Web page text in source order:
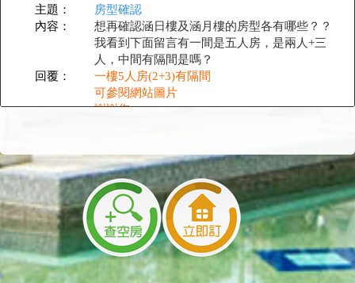
主題：
房型確認
內容：
想再確認涵日樓及涵月樓的房型各有哪些？？
我看到下面留言有一間是五人房，是兩人+三
人，中間有隔間是嗎？
回覆：
一樓5人房(2+3)有隔間
可參閱網站圖片
謝謝您。
2024/04/13 19:05:17
訪客：
Brad
主題：
多功能交誼廳
內容：
請問多功能交誼廳有哪些設備？
可以唱歌嗎？
回覆：
功能交誼廳:歡樂包場獨立宴席空間~備有投影
幕視聽設備
KTV無限歡唱 每小時1000元不限人數買2H送